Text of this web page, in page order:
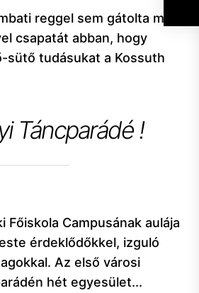
reggel sem gátolta meg
csapatát abban, hogy
sütő tudásukat a Kossuth
Táncparádé !
Főiskola Campusának aulája
érdeklődőkkel, izguló
Az első városi
hét egyesület...